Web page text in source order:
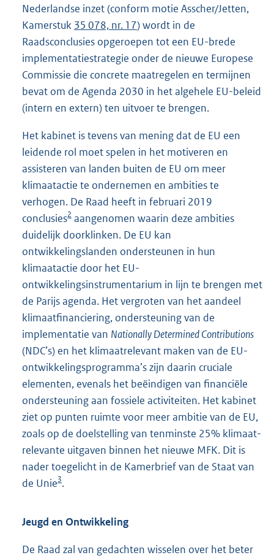
Nederlandse inzet (conform motie Asscher/Jetten,
Kamerstuk 35 078, nr. 17) wordt in de
Raadsconclusies opgeroepen tot een EU-brede
implementatiestrategie onder de nieuwe Europese
Commissie die concrete maatregelen en termijnen
bevat om de Agenda 2030 in het algehele EU-beleid
(intern en extern) ten uitvoer te brengen.
Het kabinet is tevens van mening dat de EU een
leidende rol moet spelen in het motiveren en
assisteren van landen buiten de EU om meer
klimaatactie te ondernemen en ambities te
verhogen. De Raad heeft in februari 2019
conclusies2 aangenomen waarin deze ambities
duidelijk doorklinken. De EU kan
ontwikkelingslanden ondersteunen in hun
klimaatactie door het EU-
ontwikkelingsinstrumentarium in lijn te brengen met
de Parijs agenda. Het vergroten van het aandeel
klimaatfinanciering, ondersteuning van de
implementatie van Nationally Determined Contributions
(NDC’s) en het klimaatrelevant maken van de EU-
ontwikkelingsprogramma’s zijn daarin cruciale
elementen, evenals het beëindigen van financiële
ondersteuning aan fossiele activiteiten. Het kabinet
ziet op punten ruimte voor meer ambitie van de EU,
zoals op de doelstelling van tenminste 25% klimaat-
relevante uitgaven binnen het nieuwe MFK. Dit is
nader toegelicht in de Kamerbrief van de Staat van
de Unie3.
Jeugd en Ontwikkeling
De Raad zal van gedachten wisselen over het beter